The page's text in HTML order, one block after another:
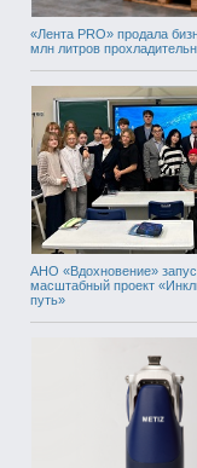
«Лента PRO» продала
млн литров
АНО «Вдохновение»
масштабный проект
путь»